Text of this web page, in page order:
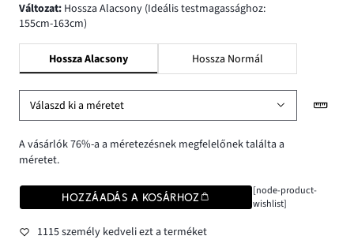
változat: Hossza Alacsony (Ideális testmagassághoz:
155cm-163cm)
Hossza Alacsony Hossza Normál
Válaszd ki a méretet
A vásárlók 76%-a a méretezésnek megfelelőnek találta a
méretet.
HOZZÁADÁS A KOSÁRHOZ
[node-product-
wishlist]
1115 személy kedveli ezt a terméket